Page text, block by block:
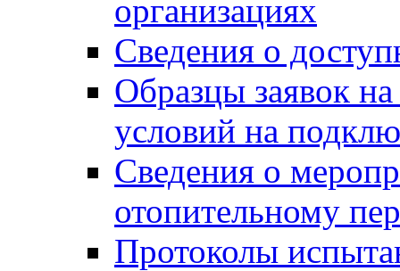
организациях
Сведения о
Образцы заявок
условий на
Сведения о
отопительному
Протоколы